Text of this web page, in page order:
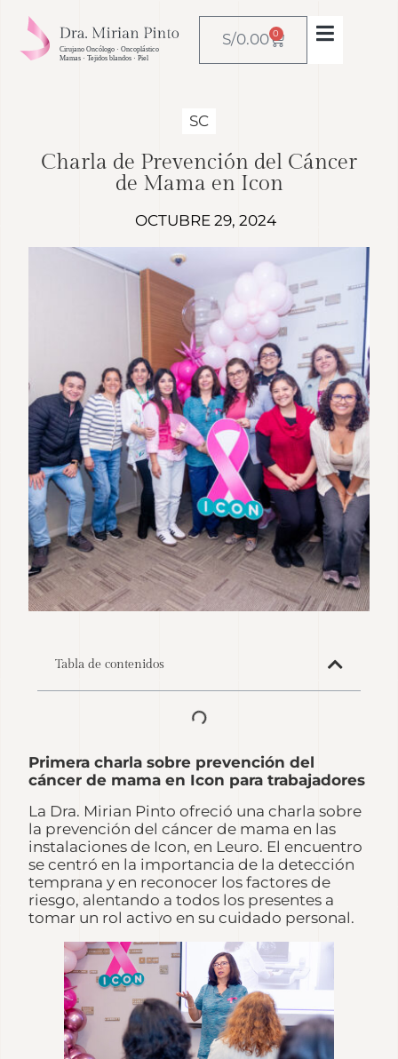
S/0.00 0
SC
Charla de Prevención del Cáncer
de Mama en Icon
OCTUBRE 29, 2024
Tabla de contenidos
Primera charla sobre prevención del
cáncer de mama en Icon para trabajadores
La Dra. Mirian Pinto ofreció una charla sobre
la prevención del cáncer de mama en las
instalaciones de Icon, en Leuro. El encuentro
se centró en la importancia de la detección
temprana y en reconocer los factores de
riesgo, alentando a todos los presentes a
tomar un rol activo en su cuidado personal.